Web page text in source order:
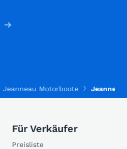
Jeanneau Motorboote Jeanneau
Für Verkäufer
Preisliste